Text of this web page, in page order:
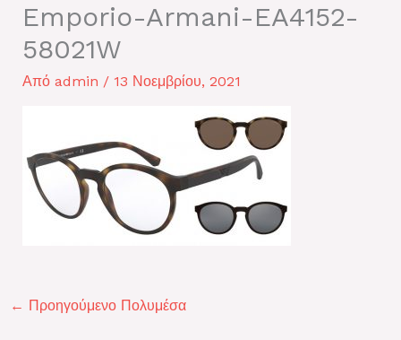
Emporio-Armani-EA4152-
58021W
Από admin / 13 Νοεμβρίου, 2021
← Προηγούμενο Πολυμέσα